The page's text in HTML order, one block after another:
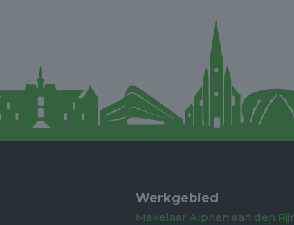
Werkgebied
Makelaar Alphen aan den